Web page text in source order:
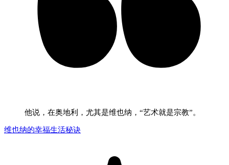
他说，在奥地利，尤其是维也纳，“艺术就是宗教”。
维也纳的幸福生活秘诀